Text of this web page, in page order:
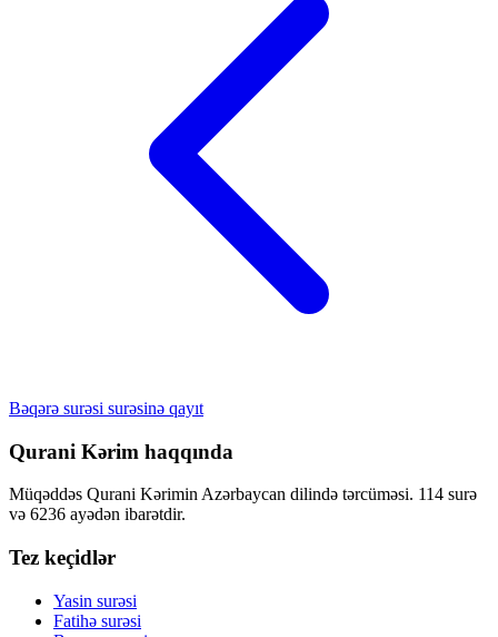
Bəqərə surəsi surəsinə qayıt
Qurani Kərim haqqında
Müqəddəs Qurani Kərimin Azərbaycan dilində tərcüməsi. 114 surə
və 6236 ayədən ibarətdir.
Tez keçidlər
Yasin surəsi
Fatihə surəsi